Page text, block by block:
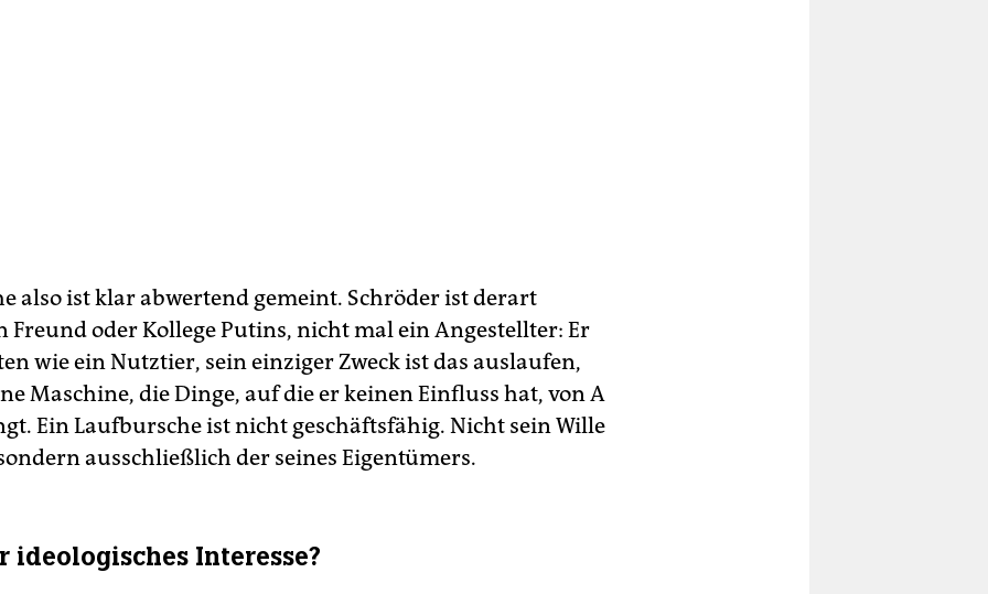
also ist klar abwertend gemeint. Schröder ist derart
Freund oder Kollege Putins, nicht mal ein Angestellter: Er
wie ein Nutztier, sein einziger Zweck ist das auslaufen,
Maschine, die Dinge, auf die er keinen Einfluss hat, von A
Ein Laufbursche ist nicht geschäftsfähig. Nicht sein Wille
ausschließlich der seines Eigentümers.
ideologisches Interesse?